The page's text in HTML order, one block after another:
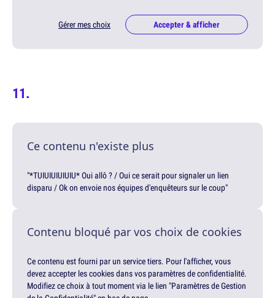
Gérer mes choix Accepter & afficher
Ce contenu n'existe plus
"*TUIUIUIUIUIU* Oui allô ? / Oui ce serait pour signaler un lien
disparu / Ok on envoie nos équipes d'enquêteurs sur le coup"
Contenu bloqué par vos choix de cookies
Ce contenu est fourni par un service tiers. Pour l'afficher, vous
devez accepter les cookies dans vos paramètres de confidentialité.
Modifiez ce choix à tout moment via le lien "Paramètres de Gestion